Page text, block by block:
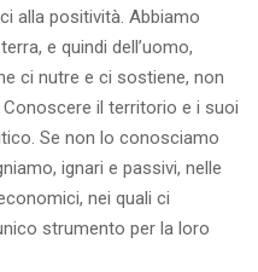
alla positività. Abbiamo
e quindi dell’uomo,
ci nutre e ci sostiene, non
il territorio e i suoi
Se non lo conosciamo
ignari e passivi, nelle
nei quali ci
strumento per la loro